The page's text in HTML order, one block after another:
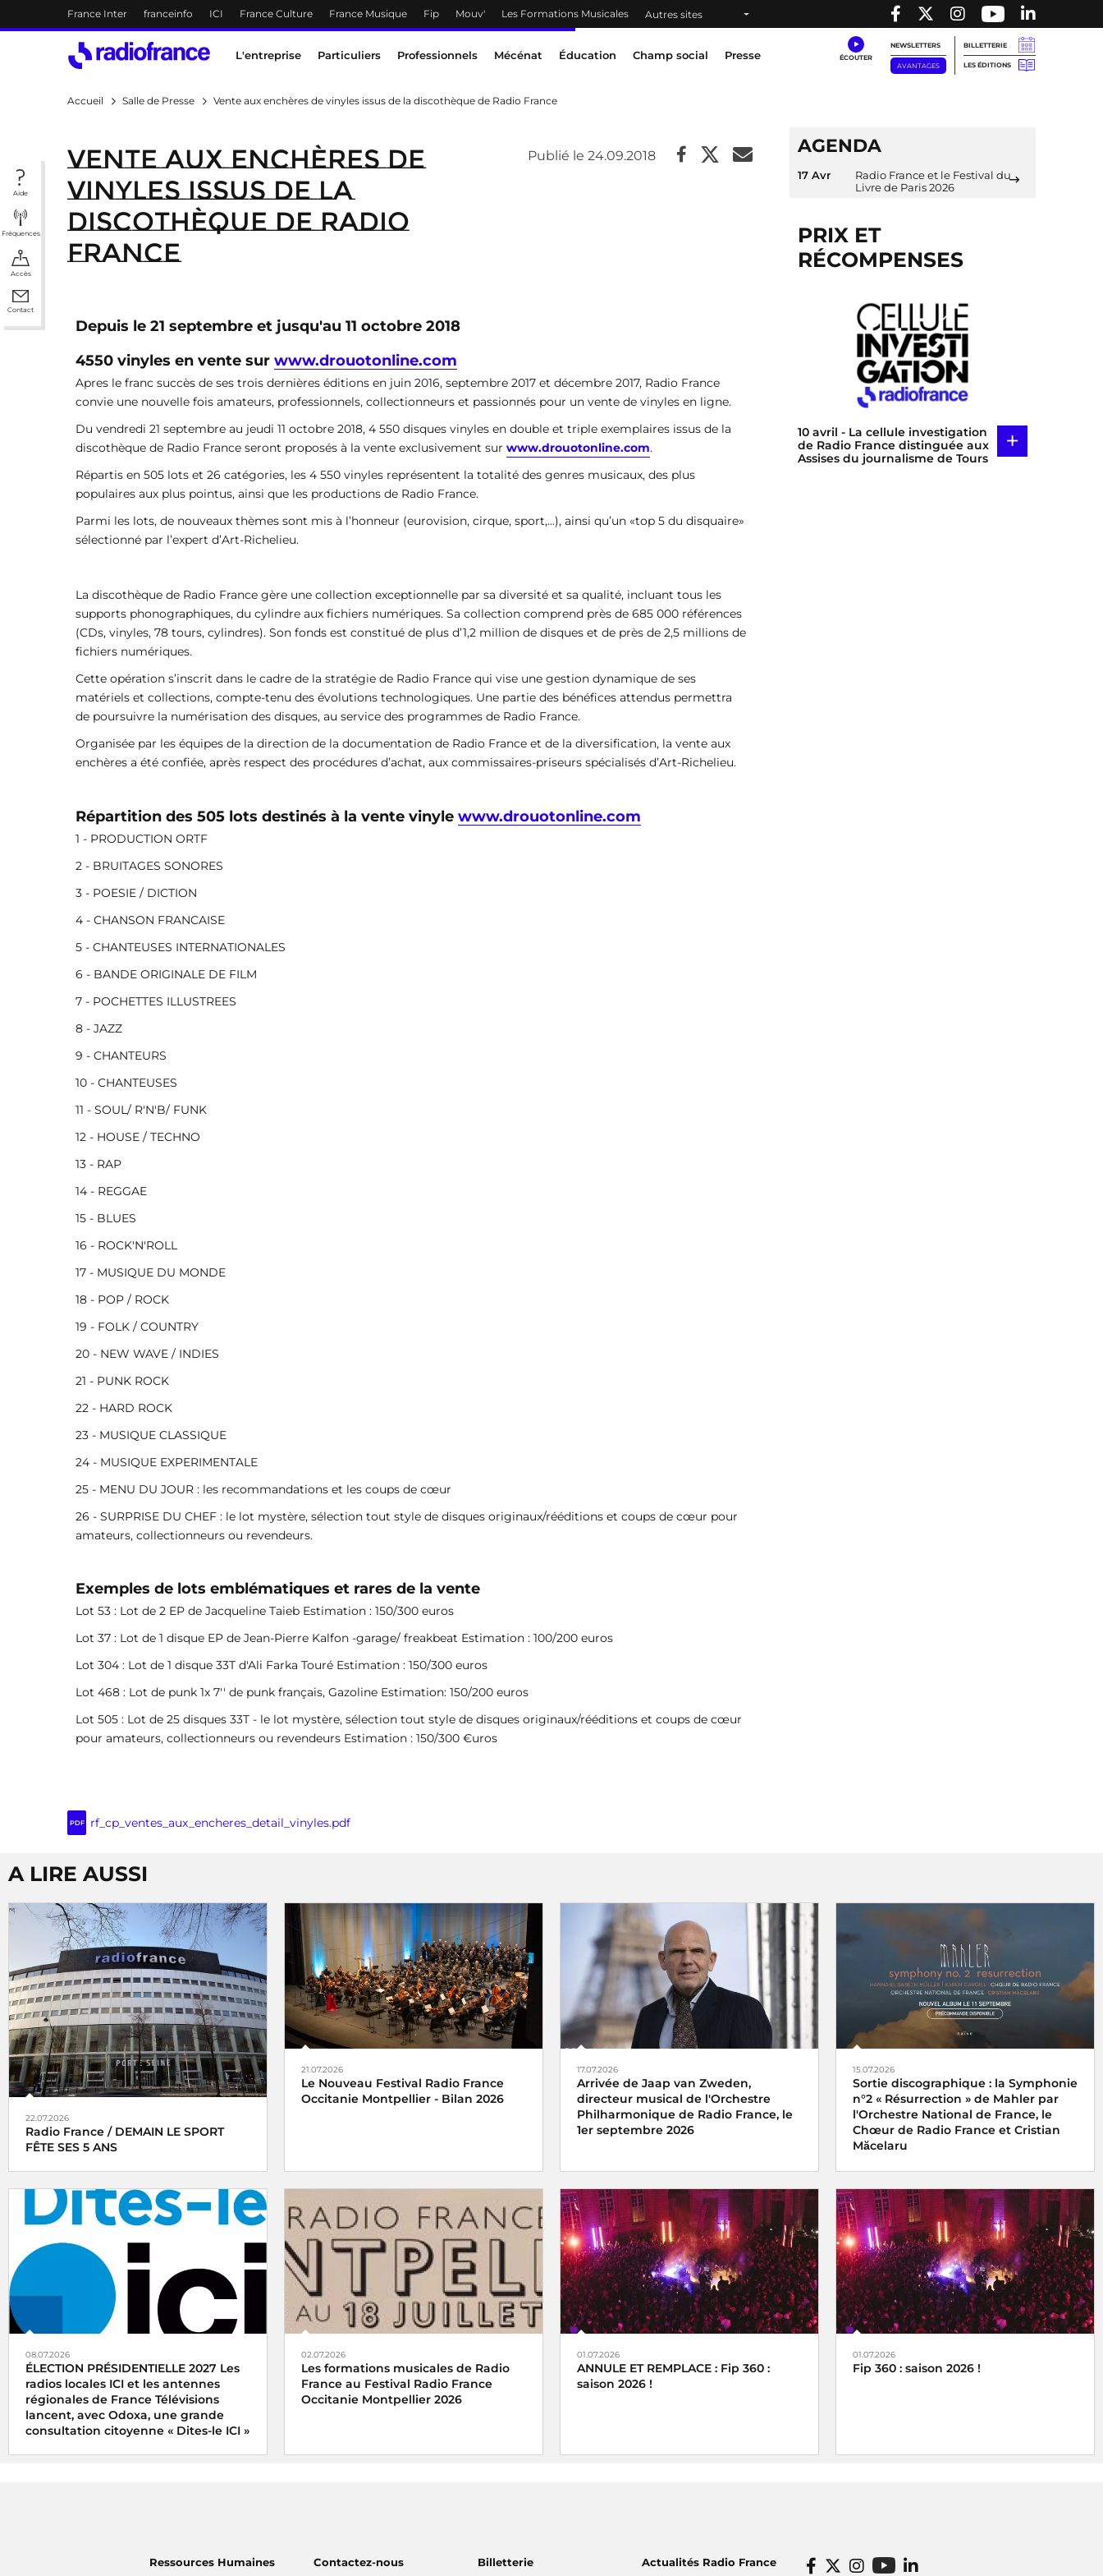
Accès direct :
Menu principal
France Inter franceinfo ICI France Culture France Musique Fip Mouv' Les Formations Musicales Autres sites
Menu principal
L'entreprise Particuliers Professionnels Mécénat Éducation Champ social Presse
NEWSLETTERS
AVANTAGES
BILLETTERIE
LES ÉDITIONS
Aide
Fréquences
Accès
Contact
Accueil Salle de Presse Vente aux enchères de vinyles issus de la discothèque de Radio France
Vente aux enchères de
vinyles issus de la
discothèque de Radio
France
Publié le 24.09.2018
Depuis le 21 septembre et jusqu'au 11 octobre 2018
4550 vinyles en vente sur www.drouotonline.com
Apres le franc succès de ses trois dernières éditions en juin 2016, septembre 2017 et décembre 2017, Radio France
convie une nouvelle fois amateurs, professionnels, collectionneurs et passionnés pour un vente de vinyles en ligne.
Du vendredi 21 septembre au jeudi 11 octobre 2018, 4 550 disques vinyles en double et triple exemplaires issus de la
discothèque de Radio France seront proposés à la vente exclusivement sur www.drouotonline.com.
Répartis en 505 lots et 26 catégories, les 4 550 vinyles représentent la totalité des genres musicaux, des plus
populaires aux plus pointus, ainsi que les productions de Radio France.
Parmi les lots, de nouveaux thèmes sont mis à l’honneur (eurovision, cirque, sport,...), ainsi qu’un «top 5 du disquaire»
sélectionné par l’expert d’Art-Richelieu.
La discothèque de Radio France gère une collection exceptionnelle par sa diversité et sa qualité, incluant tous les
supports phonographiques, du cylindre aux fichiers numériques. Sa collection comprend près de 685 000 références
(CDs, vinyles, 78 tours, cylindres). Son fonds est constitué de plus d’1,2 million de disques et de près de 2,5 millions de
fichiers numériques.
Cette opération s’inscrit dans le cadre de la stratégie de Radio France qui vise une gestion dynamique de ses
matériels et collections, compte-tenu des évolutions technologiques. Une partie des bénéfices attendus permettra
de poursuivre la numérisation des disques, au service des programmes de Radio France.
Organisée par les équipes de la direction de la documentation de Radio France et de la diversification, la vente aux
enchères a été confiée, après respect des procédures d’achat, aux commissaires-priseurs spécialisés d’Art-Richelieu.
Répartition des 505 lots destinés à la vente vinyle www.drouotonline.com
1 - PRODUCTION ORTF
2 - BRUITAGES SONORES
3 - POESIE / DICTION
4 - CHANSON FRANCAISE
5 - CHANTEUSES INTERNATIONALES
6 - BANDE ORIGINALE DE FILM
7 - POCHETTES ILLUSTREES
8 - JAZZ
9 - CHANTEURS
10 - CHANTEUSES
11 - SOUL/ R'N'B/ FUNK
12 - HOUSE / TECHNO
13 - RAP
14 - REGGAE
15 - BLUES
16 - ROCK'N'ROLL
17 - MUSIQUE DU MONDE
18 - POP / ROCK
19 - FOLK / COUNTRY
20 - NEW WAVE / INDIES
21 - PUNK ROCK
22 - HARD ROCK
23 - MUSIQUE CLASSIQUE
24 - MUSIQUE EXPERIMENTALE
25 - MENU DU JOUR : les recommandations et les coups de cœur
26 - SURPRISE DU CHEF : le lot mystère, sélection tout style de disques originaux/rééditions et coups de cœur pour
amateurs, collectionneurs ou revendeurs.
Exemples de lots emblématiques et rares de la vente
Lot 53 : Lot de 2 EP de Jacqueline Taieb Estimation : 150/300 euros
Lot 37 : Lot de 1 disque EP de Jean-Pierre Kalfon -garage/ freakbeat Estimation : 100/200 euros
Lot 304 : Lot de 1 disque 33T d'Ali Farka Touré Estimation : 150/300 euros
Lot 468 : Lot de punk 1x 7'' de punk français, Gazoline Estimation: 150/200 euros
Lot 505 : Lot de 25 disques 33T - le lot mystère, sélection tout style de disques originaux/rééditions et coups de cœur
pour amateurs, collectionneurs ou revendeurs Estimation : 150/300 €uros
PDF rf_cp_ventes_aux_encheres_detail_vinyles.pdf
AGENDA
17 Avr
Radio France et le Festival du
Livre de Paris 2026
PRIX ET
RÉCOMPENSES
10 avril - La cellule investigation
de Radio France distinguée aux
Assises du journalisme de Tours
+
A LIRE AUSSI
22.07.2026
Radio France / DEMAIN LE SPORT
FÊTE SES 5 ANS
21.07.2026
Le Nouveau Festival Radio France
Occitanie Montpellier - Bilan 2026
17.07.2026
Arrivée de Jaap van Zweden,
directeur musical de l'Orchestre
Philharmonique de Radio France, le
1er septembre 2026
15.07.2026
Sortie discographique : la Symphonie
n°2 « Résurrection » de Mahler par
l'Orchestre National de France, le
Chœur de Radio France et Cristian
Măcelaru
08.07.2026
ÉLECTION PRÉSIDENTIELLE 2027 Les
radios locales ICI et les antennes
régionales de France Télévisions
lancent, avec Odoxa, une grande
consultation citoyenne « Dites-le ICI »
02.07.2026
Les formations musicales de Radio
France au Festival Radio France
Occitanie Montpellier 2026
01.07.2026
ANNULE ET REMPLACE : Fip 360 :
saison 2026 !
01.07.2026
Fip 360 : saison 2026 !
Ressources Humaines Contactez-nous Billetterie Actualités Radio France